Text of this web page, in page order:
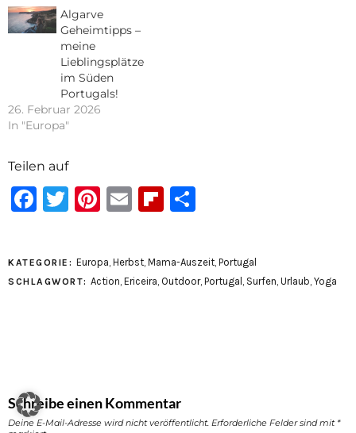
Algarve
Geheimtipps –
meine
Lieblingsplätze
im Süden
Portugals!
26. Februar 2026
In "Europa"
Teilen auf
Facebook
Twitter
Pinterest
EmailFlipboard
KATEGORIE: Europa Herbst, Mama-Auszeit, Portugal
SCHLAGWORT: Action Ericeira Outdoor, Portugal Surfen Urlaub Yoga
Schreibe einen Kommentar
Deine E-Mail-Adresse wird nicht veröffentlicht. Erforderliche Felder sind mit *